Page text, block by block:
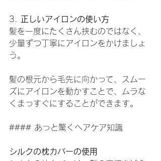
3.
正しいアイロンの使い方
髪を一度にたくさん挟むのではなく、
少量ずつ丁寧にアイロンをかけましょ
う。
髪の根元から毛先に向かって、スムー
ズにアイロンを動かすことで、ムラな
くまっすぐにすることができます。
#### あっと驚くヘアケア知識
シルクの枕カバーの使用